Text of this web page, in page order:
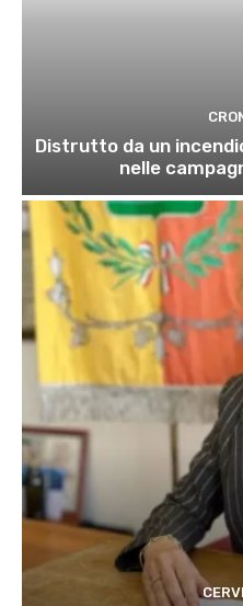
Distrutto da un
nelle